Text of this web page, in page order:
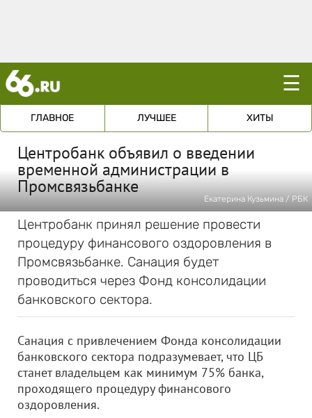
☰
ГЛАВНОЕ ЛУЧШЕЕ ХИТЫ
Центробанк объявил о введении
временной администрации в
Промсвязьбанке
Екатерина Кузьмина / РБК
Центробанк принял решение провести
процедуру финансового оздоровления в
Промсвязьбанке. Санация будет
проводиться через Фонд консолидации
банковского сектора.
Санация с привлечением Фонда консолидации
банковского сектора подразумевает, что ЦБ
станет владельцем как минимум 75% банка,
проходящего процедуру финансового
оздоровления.